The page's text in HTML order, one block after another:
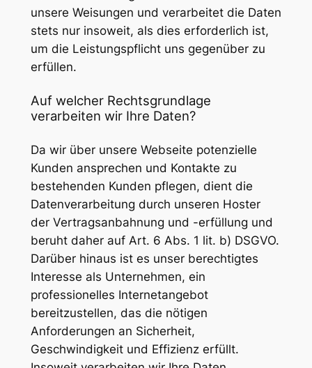
unsere Weisungen und verarbeitet die Daten
stets nur insoweit, als dies erforderlich ist,
um die Leistungspflicht uns gegenüber zu
erfüllen.
Auf welcher Rechtsgrundlage
verarbeiten wir Ihre Daten?
Da wir über unsere Webseite potenzielle
Kunden ansprechen und Kontakte zu
bestehenden Kunden pflegen, dient die
Datenverarbeitung durch unseren Hoster
der Vertragsanbahnung und -erfüllung und
beruht daher auf Art. 6 Abs. 1 lit. b) DSGVO.
Darüber hinaus ist es unser berechtigtes
Interesse als Unternehmen, ein
professionelles Internetangebot
bereitzustellen, das die nötigen
Anforderungen an Sicherheit,
Geschwindigkeit und Effizienz erfüllt.